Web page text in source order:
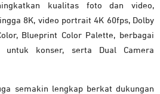
kualitas foto dan video,
8K, video portrait 4K 60fps, Dolby
Blueprint Color Palette, berbagai
konser, serta Dual Camera
semakin lengkap berkat dukungan